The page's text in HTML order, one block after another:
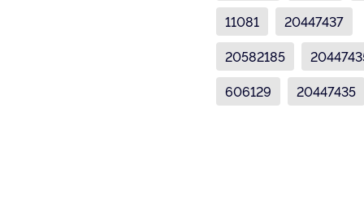
11081
20447437
20582185
606129
20447435